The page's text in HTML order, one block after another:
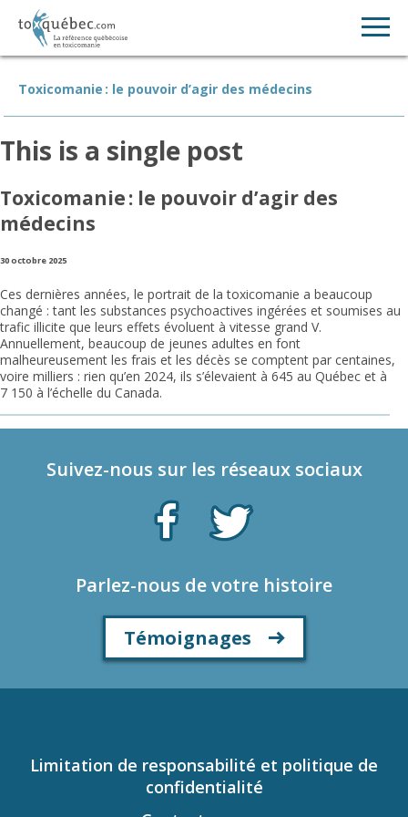
Toxicomanie : le pouvoir d’agir des médecins
This is a single post
Toxicomanie : le pouvoir d’agir des
médecins
30 octobre 2025
Ces dernières années, le portrait de la toxicomanie a beaucoup
changé : tant les substances psychoactives ingérées et soumises au
trafic illicite que leurs effets évoluent à vitesse grand V.
Annuellement, beaucoup de jeunes adultes en font
malheureusement les frais et les décès se comptent par centaines,
voire milliers : rien qu’en 2024, ils s’élevaient à 645 au Québec et à
7 150 à l’échelle du Canada.
Suivez-nous sur les réseaux sociaux
Parlez-nous de votre histoire
Témoignages
Limitation de responsabilité et politique de
confidentialité